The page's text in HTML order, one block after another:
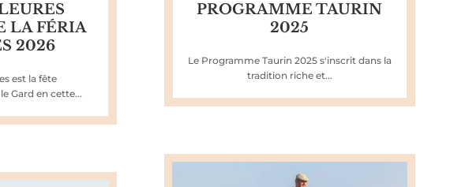
LA FÉRIA
2026
est la fête
Gard en cette...
PROGRAMME TAURIN
2025
Le Programme Taurin 2025 s'inscrit dans la
tradition riche et...